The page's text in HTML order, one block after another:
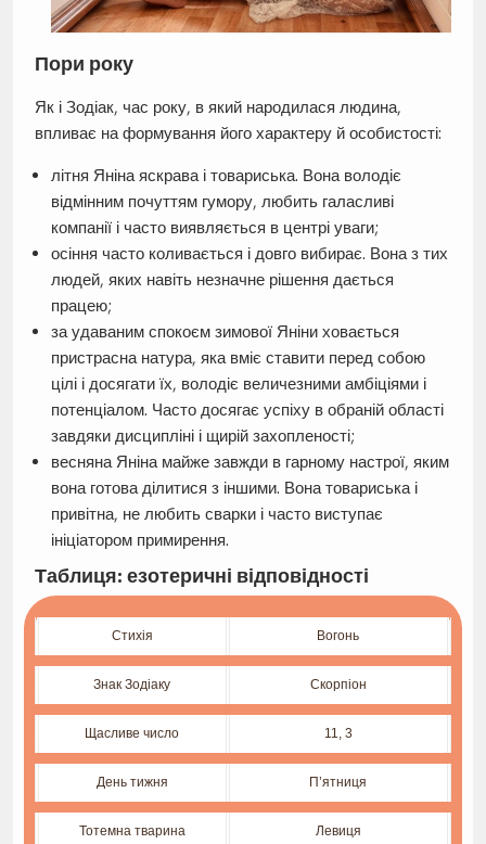
Пори року
Як і Зодіак, час року, в який народилася людина,
впливає на формування його характеру й особистості:
літня Яніна яскрава і товариська. Вона володіє
відмінним почуттям гумору, любить галасливі
компанії і часто виявляється в центрі уваги;
осіння часто коливається і довго вибирає. Вона з тих
людей, яких навіть незначне рішення дається
працею;
за удаваним спокоєм зимової Яніни ховається
пристрасна натура, яка вміє ставити перед собою
цілі і досягати їх, володіє величезними амбіціями і
потенціалом. Часто досягає успіху в обраній області
завдяки дисципліні і щирій захопленості;
весняна Яніна майже завжди в гарному настрої, яким
вона готова ділитися з іншими. Вона товариська і
привітна, не любить сварки і часто виступає
ініціатором примирення.
Таблиця: езотеричні відповідності
Стихія Вогонь
Знак Зодіаку Скорпіон
Щасливе число 11, 3
День тижня П’ятниця
Тотемна тварина Левиця